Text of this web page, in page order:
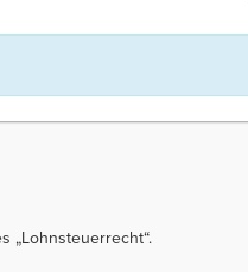
„Lohnsteuerrecht“.